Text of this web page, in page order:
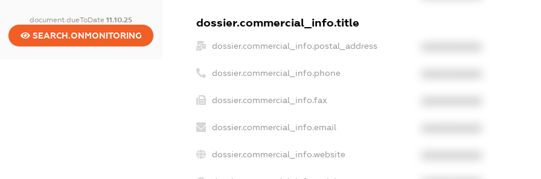
document.dueToDate11.10.25
SEARCH.ONMONITORING
dossier.commercial_info.title
dossier.commercial_info.postal_address
dossier.commercial_info.phone
dossier.commercial_info.fax
dossier.commercial_info.email
dossier.commercial_info.website